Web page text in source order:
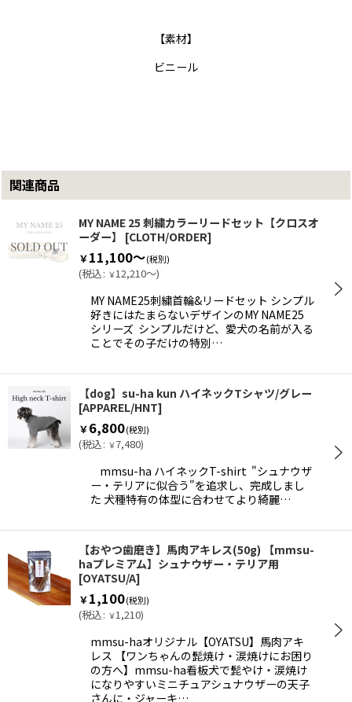
【素材】
ビニール
関連商品
MY NAME 25 刺繍カラーリードセット【クロスオ
ーダー】
[CLOTH/ORDER]
￥11,100～(税別)
(税込: ￥12,210～)
MY NAME25刺繍首輪&リードセット シンプル
好きにはたまらないデザインのMY NAME25
シリーズ シンプルだけど、愛犬の名前が入る
ことでその子だけの特別…
【dog】su-ha kun ハイネックTシャツ/グレー
[APPAREL/HNT]
￥6,800(税別)
(税込: ￥7,480)
mmsu-ha ハイネックT-shirt "シュナウザ
ー・テリアに似合う"を追求し、完成しまし
た 犬種特有の体型に合わせてより綺麗…
【おやつ歯磨き】馬肉アキレス(50g) 【mmsu-
haプレミアム】シュナウザー・テリア用
[OYATSU/A]
￥1,100(税別)
(税込: ￥1,210)
mmsu-haオリジナル【OYATSU】馬肉アキ
レス 【ワンちゃんの髭焼け・涙焼けにお困り
の方へ】mmsu-ha看板犬で髭やけ・涙焼け
になりやすいミニチュアシュナウザーの天子
さんに・ジャーキ…